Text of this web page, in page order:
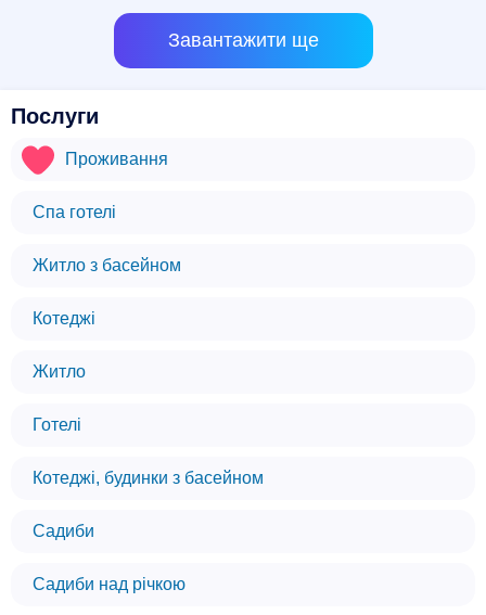
Завантажити ще
Послуги
Проживання
Спа готелі
Житло з басейном​
Котеджі
Житло
Готелі
Котеджі, будинки з басейном​
Садиби
Садиби над річкою